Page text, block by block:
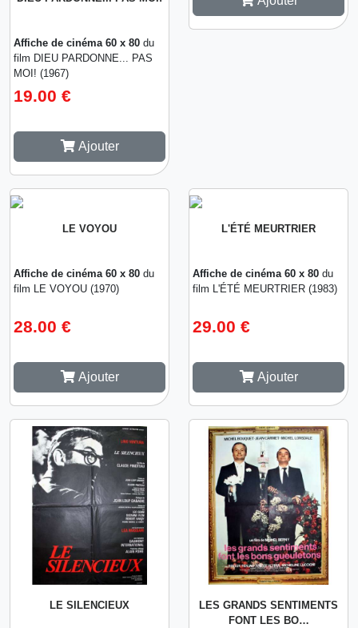
Affiche de cinéma 60 x 80 du
film DIEU PARDONNE... PAS
MOI! (1967)
19.00 €
Ajouter
LE VOYOU
Affiche de cinéma 60 x 80 du
film LE VOYOU (1970)
28.00 €
Ajouter
L'ÉTÉ MEURTRIER
Affiche de cinéma 60 x 80 du
film L'ÉTÉ MEURTRIER (1983)
29.00 €
Ajouter
LE SILENCIEUX
LES GRANDS SENTIMENTS
FONT LES BO…